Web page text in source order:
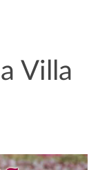
Villa